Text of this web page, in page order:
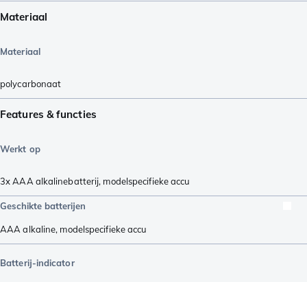
Materiaal
Materiaal
polycarbonaat
Features & functies
Werkt op
3x AAA alkalinebatterij, modelspecifieke accu
Geschikte batterijen
AAA alkaline, modelspecifieke accu
Batterij-indicator